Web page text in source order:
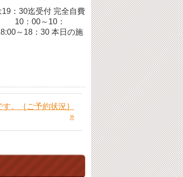
：30迄受付 完全自費
：00～10：
30 本日の施
。｛ご予約状況｝
»